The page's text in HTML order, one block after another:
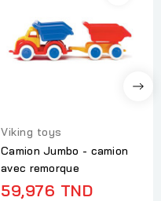
Viking toys
Camion Jumbo - camion
avec remorque
59,976 TND